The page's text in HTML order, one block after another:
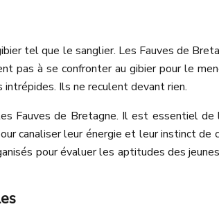
tel que le sanglier. Les Fauves de
pas à se confronter au gibier pour le
intrépides. Ils ne reculent devant rien.
Fauves de Bretagne. Il est essentiel
canaliser leur énergie et leur instinct
pour évaluer les aptitudes des